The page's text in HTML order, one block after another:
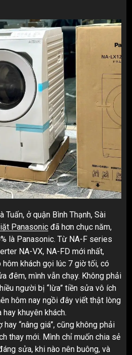
Tuấn, ở quận Bình Thạnh, Sài
Panasonic đã hơn chục năm,
là Panasonic. Từ NA-F series
NA-VX, NA-FD mới nhất,
hôm khách gọi lúc 7 giờ tối, có
đêm, mình vẫn chạy. Không phải
người bị “lừa” tiền sửa vô ích
hôm nay ngồi đây viết thật lòng
khuyên khách.
“nâng giá”, cũng không phải
thay mới. Mình chỉ muốn chia sẻ
sửa, khi nào nên buông, và